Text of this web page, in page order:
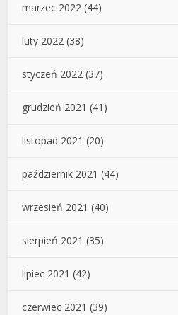
marzec 2022 (44)
luty 2022 (38)
styczeń 2022 (37)
grudzień 2021 (41)
listopad 2021 (20)
październik 2021 (44)
wrzesień 2021 (40)
sierpień 2021 (35)
lipiec 2021 (42)
czerwiec 2021 (39)